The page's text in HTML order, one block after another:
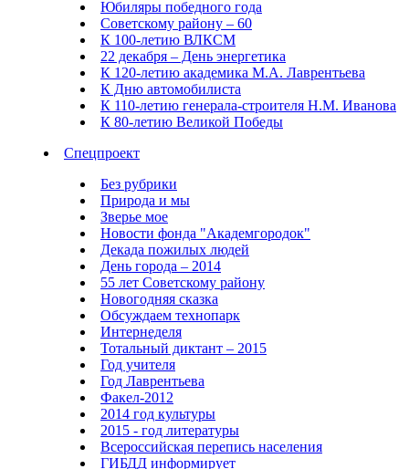
Юбиляры победного года
Советскому району – 60
К 100-летию ВЛКСМ
22 декабря – День энергетика
К 120-летию академика М.А. Лаврентьева
К Дню автомобилиста
К 110-летию генерала-строителя Н.М. Иванова
К 80-летию Великой Победы
Спецпроект
Без рубрики
Природа и мы
Зверье мое
Новости фонда "Академгородок"
Декада пожилых людей
День города – 2014
55 лет Советскому району
Новогодняя сказка
Обсуждаем технопарк
Интернеделя
Тотальный диктант – 2015
Год учителя
Год Лаврентьева
Факел-2012
2014 год культуры
2015 - год литературы
Всероссийская перепись населения
ГИБДД информирует